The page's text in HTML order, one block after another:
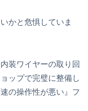
かと危惧していま
装ワイヤーの取り回
ップで完璧に整備し
の操作性が悪い』フ